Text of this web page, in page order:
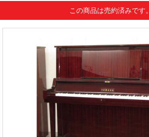
この商品は売約済みです。